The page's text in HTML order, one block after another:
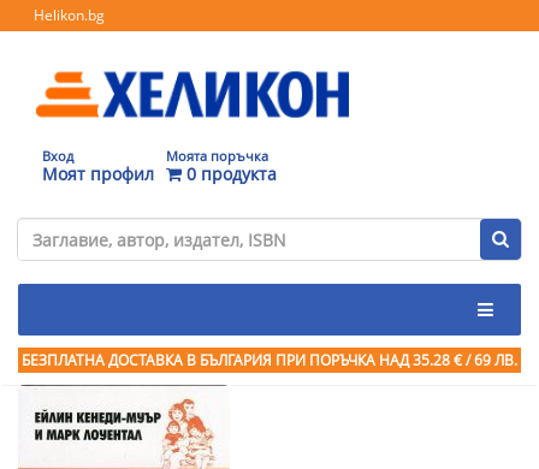
Helikon.bg
Вход
Моят профил
Моята поръчка
0 продукта
БЕЗПЛАТНА ДОСТАВКА В БЪЛГАРИЯ ПРИ ПОРЪЧКА НАД 35.28 € / 69 ЛВ.